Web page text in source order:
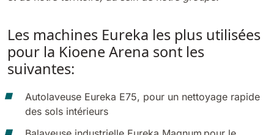
E85
Les machines Eureka les plus utilisées
pour la Kioene Arena sont les
suivantes:
Autolaveuse Eureka E75, pour un nettoyage rapide
des sols intérieurs